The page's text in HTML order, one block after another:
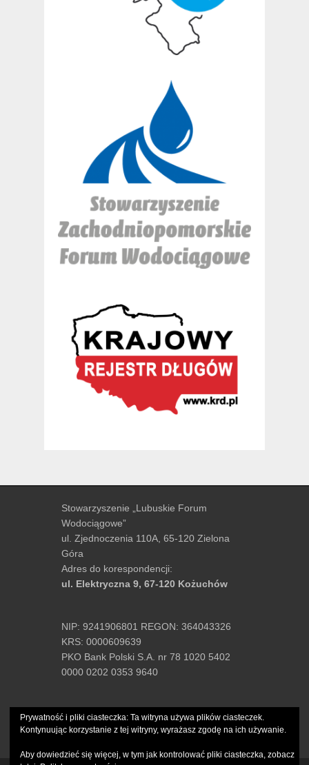
Stowarzyszenie „Lubuskie Forum
Wodociągowe”
ul. Zjednoczenia 110A, 65-120 Zielona
Góra
Adres do korespondencji:
ul. Elektryczna 9, 67-120 Kożuchów
NIP: 9241906801 REGON: 364043326
KRS: 0000609639
PKO Bank Polski S.A. nr 78 1020 5402
0000 0202 0353 9640
tel.:+48 502-489-061
e-mail:biuro@lfw.com.pl
Prywatność i pliki ciasteczka: Ta witryna używa plików ciasteczek.
Kontynuując korzystanie z tej witryny, wyrażasz zgodę na ich używanie.
Aby dowiedzieć się więcej, w tym jak kontrolować pliki ciasteczka, zobacz